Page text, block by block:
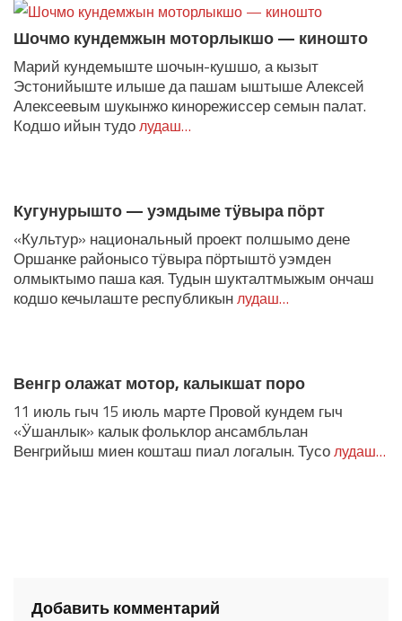
Шочмо кундемжын моторлыкшо — киношто
Марий кундемыште шочын-кушшо, а кызыт
Эстонийыште илыше да пашам ыштыше Алексей
Алексеевым шукынжо кинорежиссер семын палат.
Кодшо ийын тудолудаш…
Кугунурышто — уэмдыме тӱвыра пӧрт
«Культур» национальный проект полшымо дене
Оршанке районысо тӱвыра пӧртыштӧ уэмден
олмыктымо паша кая. Тудын шукталтмыжым ончаш
кодшо кечылаште республикынлудаш…
Венгр олажат мотор, калыкшат поро
11 июль гыч 15 июль марте Провой кундем гыч
«Ӱшанлык» калык фольклор ансамбльлан
Венгрийыш миен кошташ пиал логалын. Тусолудаш…
Добавить комментарий